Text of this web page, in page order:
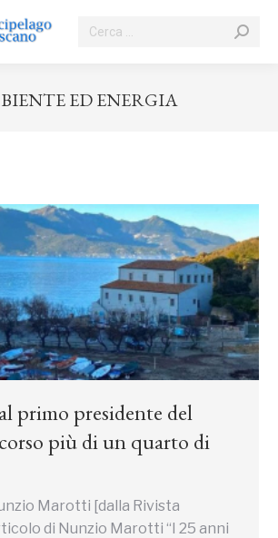
Cerca:
ED ENERGIA
primo presidente del
più di un quarto di
Marotti [dalla Rivista
di Nunzio Marotti “I 25 anni